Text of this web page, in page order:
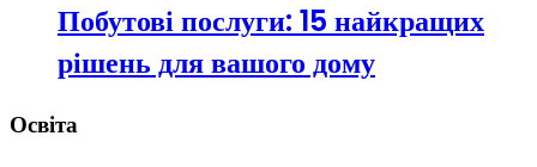
Побутові послуги: 15 найкращих
рішень для вашого дому
Освіта